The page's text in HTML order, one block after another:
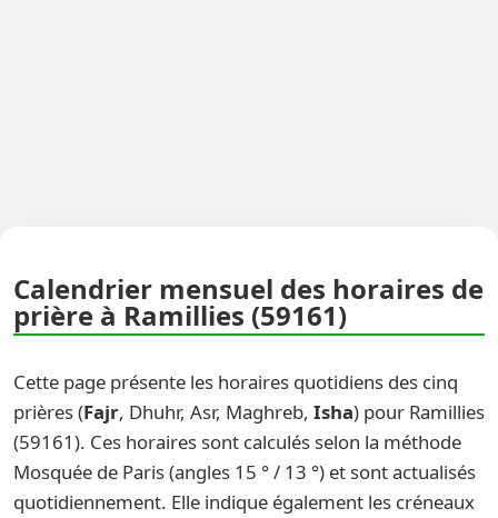
Calendrier mensuel des horaires de
prière à Ramillies (59161)
Cette page présente les horaires quotidiens des cinq
prières (Fajr, Dhuhr, Asr, Maghreb, Isha) pour Ramillies
(59161). Ces horaires sont calculés selon la méthode
Mosquée de Paris (angles 15 ° / 13 °) et sont actualisés
quotidiennement. Elle indique également les créneaux